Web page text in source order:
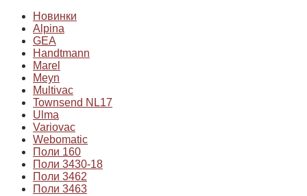
Новинки
Alpina
GEA
Handtmann
Marel
Meyn
Multivac
Townsend NL17
Ulma
Variovac
Webomatic
Поли 160
Поли 3430-18
Поли 3462
Поли 3463